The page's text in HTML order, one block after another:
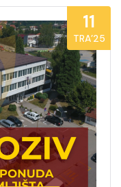
11
TRA’25